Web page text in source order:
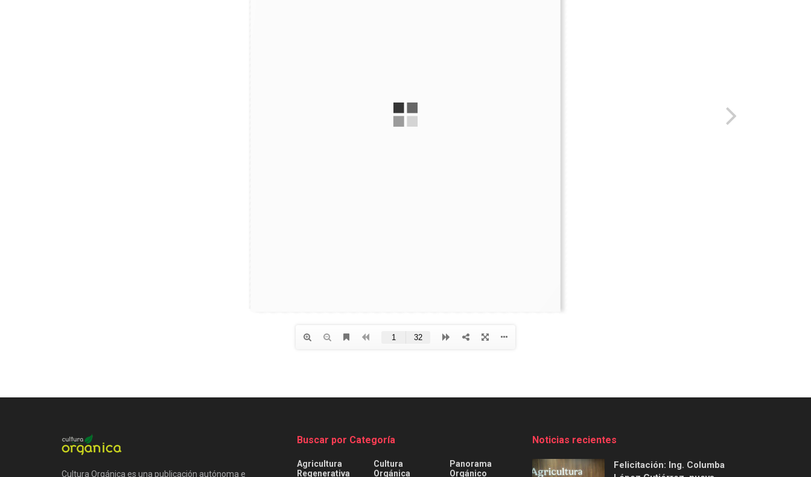
Cultura Orgánica es una publicación autónoma e
Buscar por Categoría
Agricultura
Regenerativa
Cultura
Orgánica
Panorama
Orgánico
Noticias recientes
Felicitación: Ing. Columba